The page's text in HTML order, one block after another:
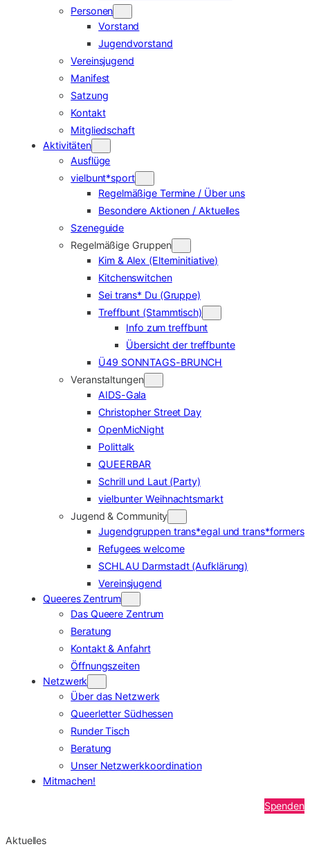
Personen
Vorstand
Jugendvorstand
Vereinsjugend
Manifest
Satzung
Kontakt
Mitgliedschaft
Aktivitäten
Ausflüge
vielbunt*sport
Regelmäßige Termine / Über uns
Besondere Aktionen / Aktuelles
Szeneguide
Regelmäßige Gruppen
Kim & Alex (Elterninitiative)
Kitchenswitchen
Sei trans* Du (Gruppe)
Treffbunt (Stammtisch)
Info zum treffbunt
Übersicht der treffbunte
Ü49 SONNTAGS-BRUNCH
Veranstaltungen
AIDS-Gala
Christopher Street Day
OpenMicNight
Polittalk
QUEERBAR
Schrill und Laut (Party)
vielbunter Weihnachtsmarkt
Jugend & Community
Jugendgruppen trans*egal und trans*formers
Refugees welcome
SCHLAU Darmstadt (Aufklärung)
Vereinsjugend
Queeres Zentrum
Das Queere Zentrum
Beratung
Kontakt & Anfahrt
Öffnungszeiten
Netzwerk
Über das Netzwerk
Queerletter Südhessen
Runder Tisch
Beratung
Unser Netzwerkkoordination
Mitmachen!
Spenden
Aktuelles